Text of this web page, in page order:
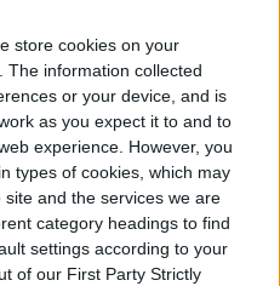
store cookies on your
The information collected
or your device, and is
as you expect it to and to
experience. However, you
types of cookies, which may
and the services we are
category headings to find
settings according to your
of our First Party Strictly
que los
los medicamentos
frecuencia y en
“El abuso
contribuye a crear
los medicamentos”,